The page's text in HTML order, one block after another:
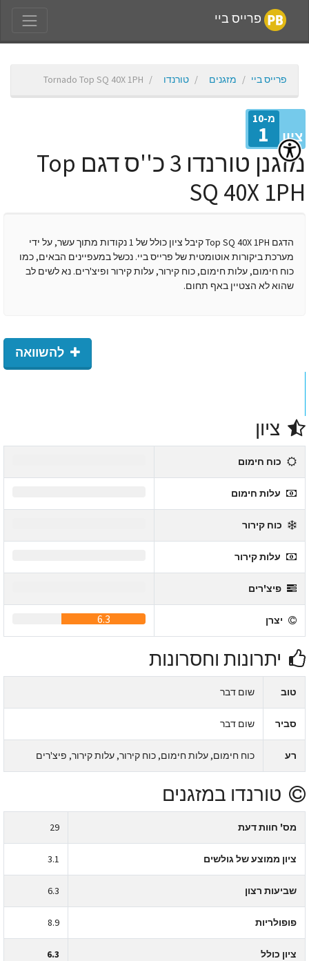
פרייס ביי
פרייס ביי מזגנים טורנדו Tornado Top SQ 40X 1PH
ציון
מ-10
1
מזגנן טורנדו 3 כ''ס דגם Top
SQ 40X
הדגם Top SQ 40X 1PH קיבל ציון כולל של 1 נקודות מתוך עשר, על ידי
מערכת ביקורות אוטומטית של פרייס ביי. נכשל במעפיינים הבאים, כמו
כוח חימום, עלות חימום, כוח קירור, עלות קירור ופיצ'רים. נא לשים לב
שהוא לא הצטיין באף תחום.
להשוואה
ציון
כוח חימום
עלות חימום
כוח קירור
עלות קירור
פיצ'רים
יצרן 6.3
יתרונות וחסרונות
טוב שום דבר
סביר שום דבר
רע כוח חימום, עלות חימום, כוח קירור, עלות קירור, פיצ'רים
טורנדו במזגנים
מס' חוות דעת 29
ציון ממוצע של גולשים 3.1
שביעות רצון 6.3
פופולריות 8.9
ציון כולל 6.3